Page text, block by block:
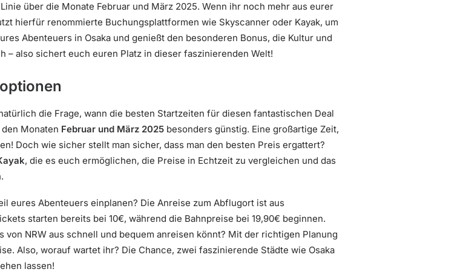
über die Monate Februar und März 2025. Wenn ihr noch mehr aus eurer
hierfür renommierte Buchungsplattformen wie Skyscanner oder Kayak, um
Abenteuers in Osaka und genießt den besonderen Bonus, die Kultur und
– also sichert euch euren Platz in dieser faszinierenden Welt!
die Frage, wann die besten Startzeiten für diesen fantastischen Deal
Monaten Februar und März 2025 besonders günstig. Eine großartige Zeit,
Doch wie sicher stellt man sicher, dass man den besten Preis ergattert?
, die es euch ermöglichen, die Preise in Echtzeit zu vergleichen und das
eures Abenteuers einplanen? Die Anreise zum Abflugort ist aus
starten bereits bei 10€, während die Bahnpreise bei 19,90€ beginnen.
von NRW aus schnell und bequem anreisen könnt? Mit der richtigen Planung
Also, worauf wartet ihr? Die Chance, zwei faszinierende Städte wie Osaka
lassen!